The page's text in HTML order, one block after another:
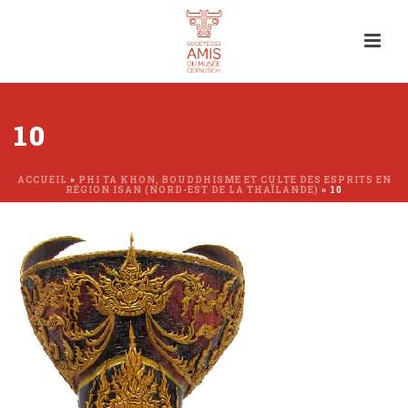
10
ACCUEIL » PHI TA KHON, BOUDDHISME ET CULTE DES ESPRITS EN
RÉGION ISAN (NORD-EST DE LA THAÏLANDE) » 10